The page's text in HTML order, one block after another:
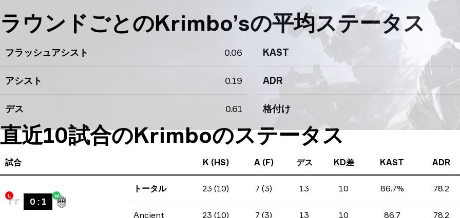
ラウンドごとのKrimbo’sの平均ステータス
フラッシュアシスト 0.06 KAST
アシスト 0.19 ADR
デス 0.61 格付け
直近10試合のKrimboのステータス
試合 K (HS) A (F) デス KD差 KAST ADR
L
0 : 1
W
トータル 23 (10) 7 (3) 13 10 86.7% 78.2
Ancient 23 (10) 7 (3) 13 10 86.7 78.2